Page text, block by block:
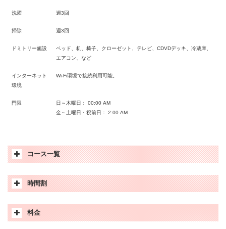
洗濯 週3回
掃除 週3回
ドミトリー施設
ベッド、机、椅子、クローゼット、テレビ、CDVDデッキ、冷蔵庫、
エアコン、など
インターネット
環境
Wi-Fi環境で接続利用可能。
門限
日～木曜日： 00:00 AM
金～土曜日・祝前日： 2:00 AM
コース一覧
授業2コマ
時間割
料金